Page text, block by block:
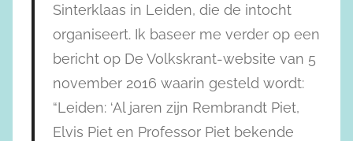
Sinterklaas in Leiden, die de intocht
organiseert. Ik baseer me verder op een
bericht op De Volkskrant-website van 5
november 2016 waarin gesteld wordt:
“Leiden: ‘Al jaren zijn Rembrandt Piet,
Elvis Piet en Professor Piet bekende